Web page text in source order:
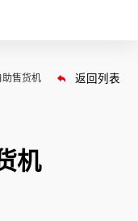
售货机 返回列表
机